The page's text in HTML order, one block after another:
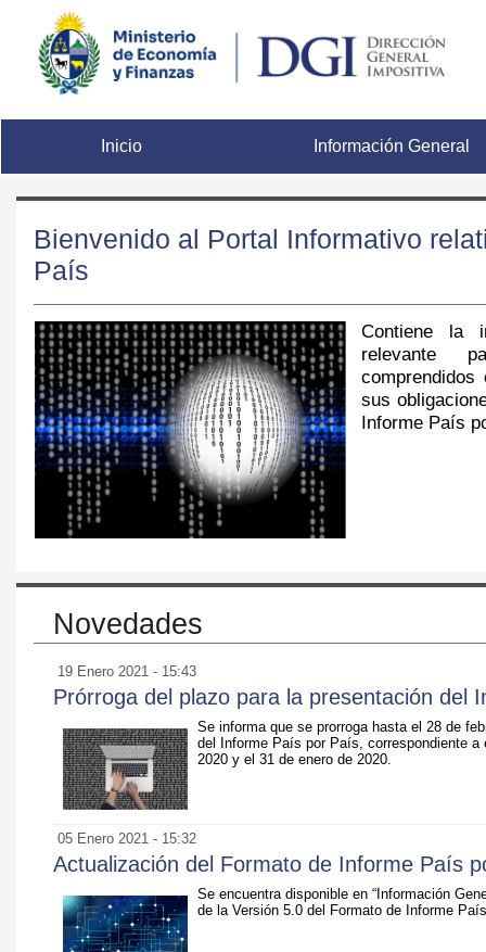
Inicio Información General
Bienvenido al Portal Informativo
País
Contiene la
relevante
sus
Informe País
Novedades
19 Enero 2021 - 15:43
Prórroga del plazo para la presentación del
Se informa que se prorroga hasta el 28 de
del Informe País por País, correspondiente
2020 y el 31 de enero de 2020.
05 Enero 2021 - 15:32
Actualización del Formato de Informe País
Se encuentra disponible en “Información
de la Versión 5.0 del Formato de Informe